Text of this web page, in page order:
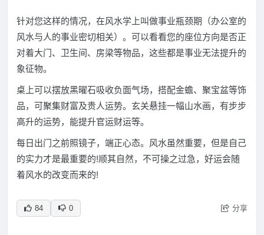
针对您这样的情况，在风水学上叫做事业瓶颈期（办公室的
风水与人的事业密切相关）。可以看看您的座位方向是否正
对着大门、卫生间、房梁等物品，这些都是事业无法提升的
象征物。
桌上可以摆放黑曜石吸收负面气场，搭配金蟾、聚宝盆等饰
品，可聚集财富及贵人运势。玄关悬挂一幅山水画，有步步
高升的运势，能提升官运财运等。
每日出门之前照镜子，端正心态。风水虽然重要，但是自己
的实力才是最重要的!顺其自然，不可操之过急，好运会随
着风水的改变而来的!
84 0 分享